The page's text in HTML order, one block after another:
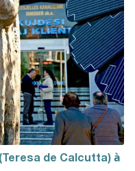
de Calcutta) à